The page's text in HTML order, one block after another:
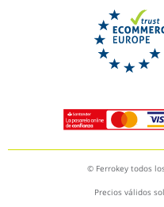
© Ferrokey todos
Precios válidos